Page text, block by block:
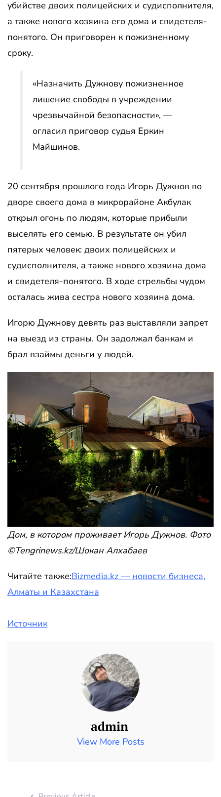
убийстве двоих полицейских и судисполнителя,
а также нового хозяина его дома и свидетеля-
понятого. Он приговорен к пожизненному
сроку.
«Назначить Дужнову пожизненное
лишение свободы в учреждении
чрезвычайной безопасности», —
огласил приговор судья Еркин
Майшинов.
20 сентября прошлого года Игорь Дужнов во
дворе своего дома в микрорайоне Акбулак
открыл огонь по людям, которые прибыли
выселять его семью. В результате он убил
пятерых человек: двоих полицейских и
судисполнителя, а также нового хозяина дома
и свидетеля-понятого. В ходе стрельбы чудом
осталась жива сестра нового хозяина дома.
Игорю Дужнову девять раз выставляли запрет
на выезд из страны. Он задолжал банкам и
брал взаймы деньги у людей.
Дом, в котором проживает Игорь Дужнов. Фото
©Tengrinews.kz/Шокан Алхабаев
Читайте также:Bizmedia.kz — новости бизнеса,
Алматы и Казахстана
Источник
admin
View More Posts